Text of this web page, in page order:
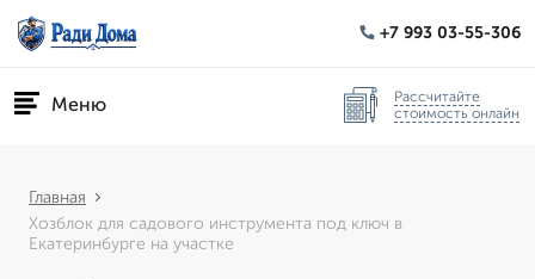
+7 993 03-55-306
Меню
Рассчитайте
стоимость онлайн
Главная
Хозблок для садового инструмента под ключ в
Екатеринбурге на участке